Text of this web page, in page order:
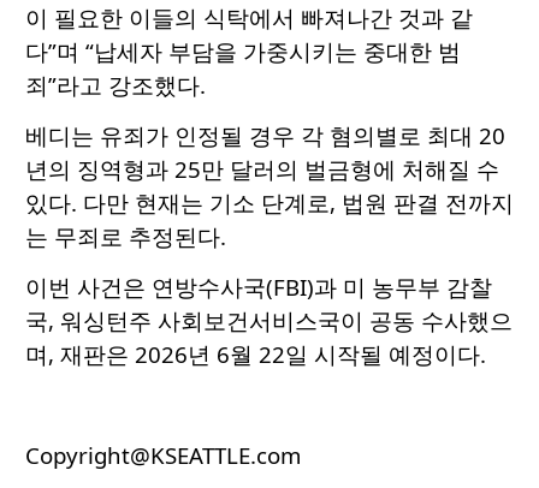
이 필요한 이들의 식탁에서 빠져나간 것과 같
다”며 “납세자 부담을 가중시키는 중대한 범
죄”라고 강조했다.
베디는 유죄가 인정될 경우 각 혐의별로 최대 20
년의 징역형과 25만 달러의 벌금형에 처해질 수
있다. 다만 현재는 기소 단계로, 법원 판결 전까지
는 무죄로 추정된다.
이번 사건은 연방수사국(FBI)과 미 농무부 감찰
국, 워싱턴주 사회보건서비스국이 공동 수사했으
며, 재판은 2026년 6월 22일 시작될 예정이다.
Copyright@KSEATTLE.com